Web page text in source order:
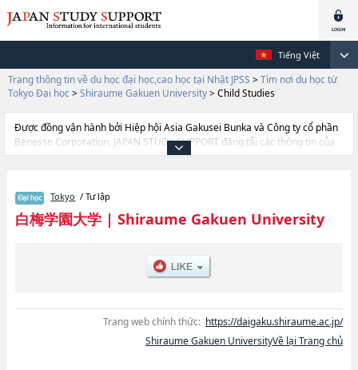
Tiếng Việt
Trang thông tin về du học đại học,cao học tại Nhật JPSS > Tìm nơi du học từ
Tokyo Đại học > Shiraume Gakuen University> Child Studies
Được đồng vận hành bởi Hiệp hội Asia Gakusei Bunka và Công ty cổ phần
Benesse Corporation, JAPAN STUDY SUPPORT đăng tải các thông tin của
khoảng 1.300 trường đại học, cao học, trường đại học ngắn hạn, trường
thông tin cần thiết dành cho du học sinh, như là về các Ngành Child
Studies, thông tin về từng ngành học, thông tin liên quan đến thi tuyển như
số lượng tuyển sinh, số lượng trúng tuyển, cở sở trang thiết bị, hướng dẫn
Tokyo / Tư lập
白梅学園大学| Shiraume Gakuen University
Trang web chính thức: https://daigaku.shiraume.ac.jp/
Shiraume Gakuen UniversityVề lại Trang chủ